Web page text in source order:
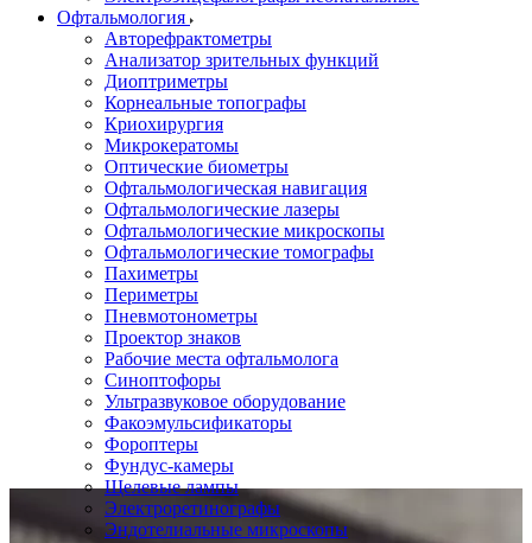
Офтальмология
Авторефрактометры
Анализатор зрительных функций
Диоптриметры
Корнеальные топографы
Криохирургия
Микрокератомы
Оптические биометры
Офтальмологическая навигация
Офтальмологические лазеры
Офтальмологические микроскопы
Офтальмологические томографы
Пахиметры
Периметры
Пневмотонометры
Проектор знаков
Рабочие места офтальмолога
Синоптофоры
Ультразвуковое оборудование
Факоэмульсификаторы
Фороптеры
Фундус-камеры
Щелевые лампы
Электроретинографы
Эндотелиальные микроскопы